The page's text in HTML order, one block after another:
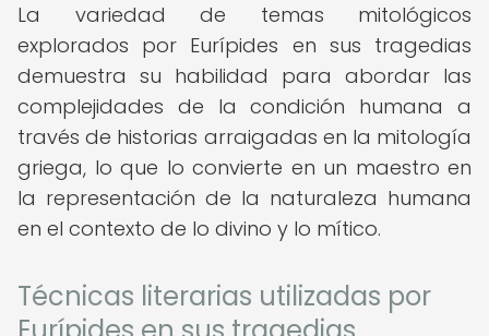
La variedad de temas mitológicos
explorados por Eurípides en sus tragedias
demuestra su habilidad para abordar las
complejidades de la condición humana a
través de historias arraigadas en la mitología
griega, lo que lo convierte en un maestro en
la representación de la naturaleza humana
en el contexto de lo divino y lo mítico.
Técnicas literarias utilizadas por